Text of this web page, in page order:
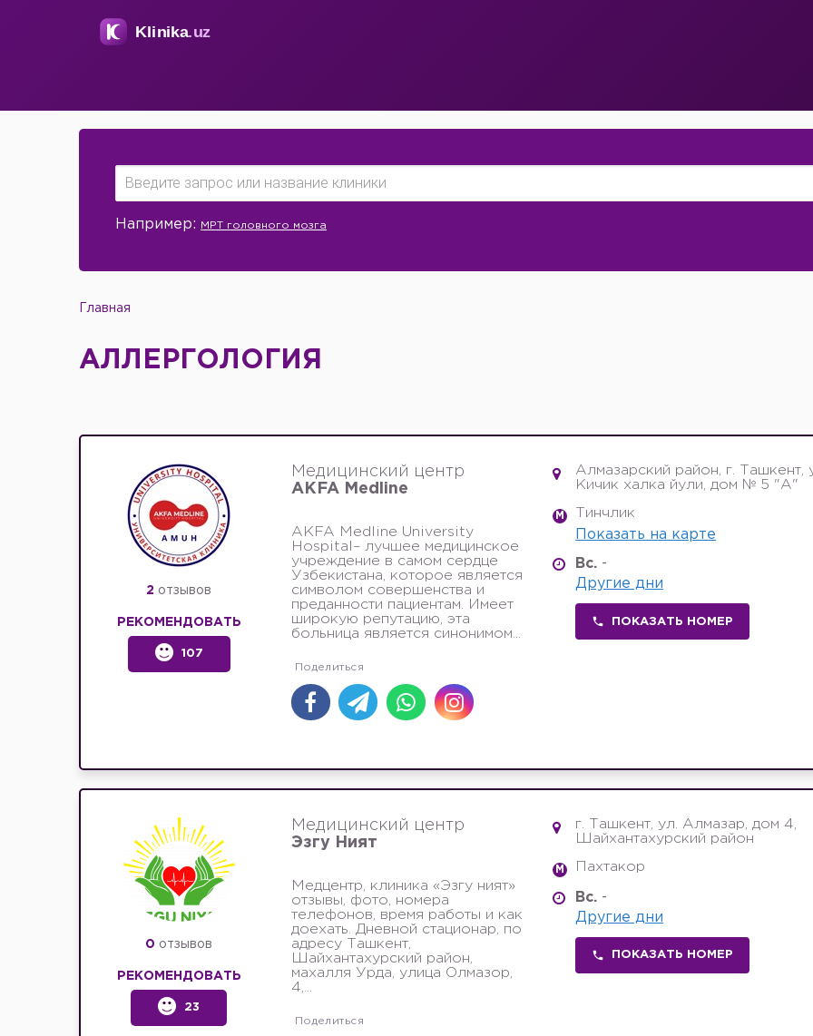
Например: МРТ головного мозга
Главная
АЛЛЕРГОЛОГИЯ
2 отзывов
РЕКОМЕНДОВАТЬ
107
Медицинский центр
AKFA Medline
AKFA Medline University
Hospital– лучшее медицинское
учреждение в самом сердце
Узбекистана, которое является
символом совершенства и
преданности пациентам. Имеет
широкую репутацию, эта
больница является синонимом...
Алмазарский район, г. Ташкент,
Кичик халка йули, дом № 5 "А"
M
Тинчлик
Показать на карте
Вс. -
Другие дни
ПОКАЗАТЬ НОМЕР
0 отзывов
РЕКОМЕНДОВАТЬ
23
Медицинский центр
Эзгу Ният
Медцентр, клиника «Эзгу ният»
отзывы, фото, номера
телефонов, время работы и как
доехать. Дневной стационар, по
адресу Ташкент,
Шайхантахурский район,
махалля Урда, улица Олмазор,
4,...
г. Ташкент, ул. Алмазар, дом 4,
Шайхантахурский район
M Пахтакор
Вс. -
Другие дни
ПОКАЗАТЬ НОМЕР